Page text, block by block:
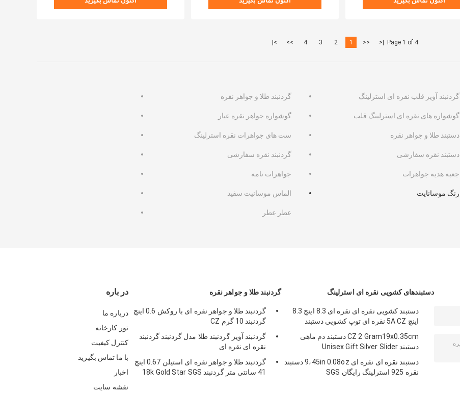
Page 1 of 4
|<
<<
1
2
3
4
>>
>|
گردنبند طلا و جواهر نقره گردنبند آویز قلب نقره ای استرلینگ
گوشواره جواهر نقره عیار گوشواره های نقره ای استرلینگ قلب
ست های جواهرات نقره استرلینگ دستبند طلا و جواهر نقره
گردنبند نقره سفارشی دستبند نقره سفارشی
جواهرات نامه جعبه هدیه جواهرات
الماس موسانيت سفيد رنگ موسانایت
عطر عطر
در باره
درباره ما
تور کارخانه
کنترل کیفیت
با ما تماس بگیرید
اخبار
نقشه سایت
گردنبند طلا و جواهر نقره
گردنبند طلا و جواهر نقره ای با روکش 0.6 اینچ
گردنبند 10 گرم CZ
گردنبند آویز گردنبند طلا مدل گردنبند گردنبند
نقره ای نقره ای
گردنبند طلا و جواهر نقره ای استیلن 0.67 اینچ
41 سانتی متر گردنبند 18k Gold Star SGS
دستبندهای کشویی نقره ای استرلینگ
دستبند کشویی نقره ای نقره ای 8.3 اینچ 8.3
اینچ 5A CZ نقره ای توپ کشویی دستبند
CZ 2 Gram19x0.35cm دستبند دم ماهی
دستبند Unisex Gift Silver Slider
دستبند نقره ای نقره ای 9،45in 0.08oz دستبند
نقره 925 استرلینگ رایگان SGS